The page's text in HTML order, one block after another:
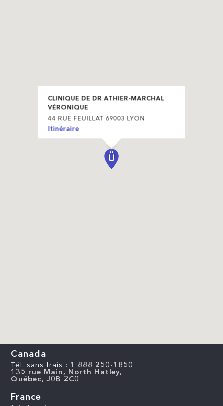
CLINIQUE DE DR ATHIER-MARCHAL
VÉRONIQUE
44 RUE FEUILLAT 69003 LYON
Itinéraire
Canada
Tél. sans frais : 1 888 250-1850
135 rue Main, North Hatley,
Québec, J0B 2C0
France